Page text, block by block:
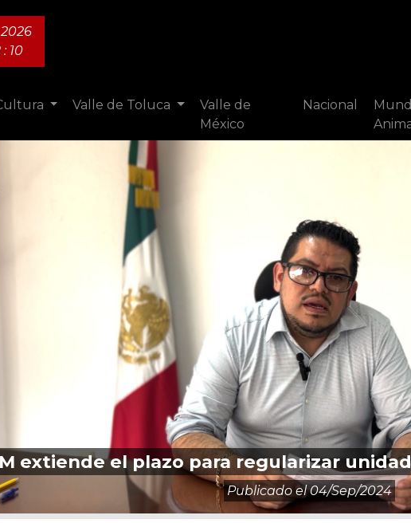
11
Valle de Toluca
Valle de
México
Nacional
extiende el plazo para regularizar
Publicado el04/sep/2024